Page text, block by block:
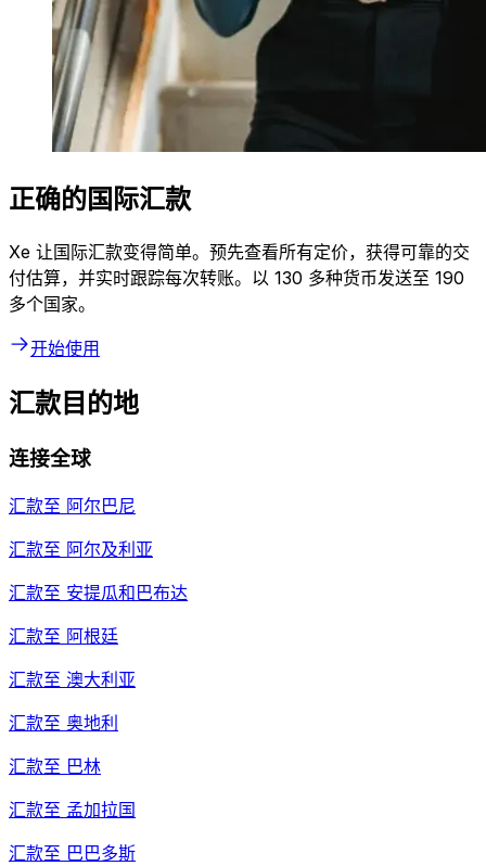
正确的国际汇款
Xe 让国际汇款变得简单。预先查看所有定价，获得可靠的交
付估算，并实时跟踪每次转账。以 130 多种货币发送至 190
多个国家。
开始使用
汇款目的地
连接全球
汇款至 阿尔巴尼
汇款至 阿尔及利亚
汇款至 安提瓜和巴布达
汇款至 阿根廷
汇款至 澳大利亚
汇款至 奥地利
汇款至 巴林
汇款至 孟加拉国
汇款至 巴巴多斯